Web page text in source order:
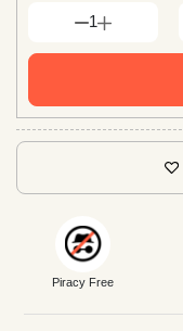
1
Piracy Free